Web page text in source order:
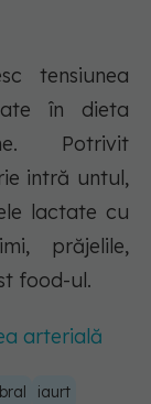
tensiunea
în dieta
Potrivit
intră untul,
lactate cu
prăjelile,
food-ul.
arterială
iaurt